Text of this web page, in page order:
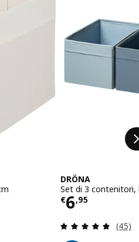
da 5 stelle. Totale
DRÖNA
Set di 3 contenitori,
€6,95
Prezzo €
(45)